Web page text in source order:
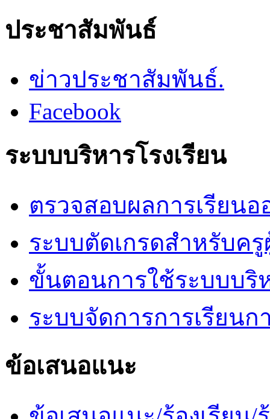
ประชาสัมพันธ์
ข่าวประชาสัมพันธ์.
Facebook
ระบบบริหารโรงเรียน
ตรวจสอบผลการเรียน
ระบบตัดเกรดสำหรับค
ขั้นตอนการใช้ระบบบริ
ระบบจัดการการเรียน
ข้อเสนอแนะ